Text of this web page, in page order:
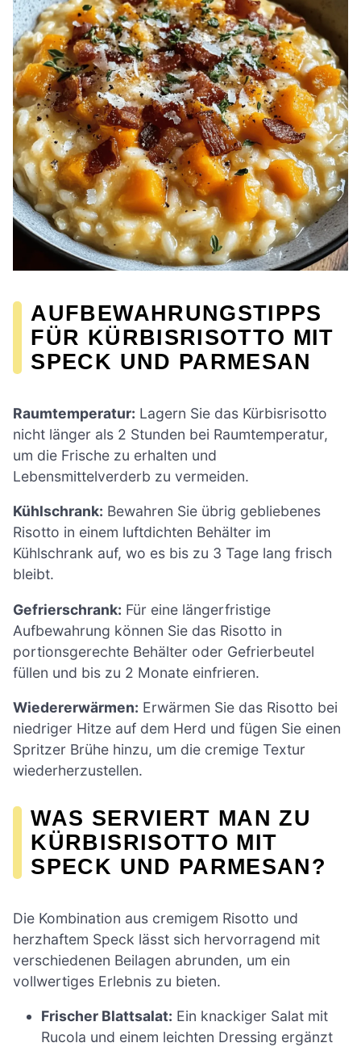
AUFBEWAHRUNGSTIPPS
FÜR KÜRBISRISOTTO MIT
SPECK UND PARMESAN
Raumtemperatur: Lagern Sie das Kürbisrisotto
nicht länger als 2 Stunden bei Raumtemperatur,
um die Frische zu erhalten und
Lebensmittelverderb zu vermeiden.
Kühlschrank: Bewahren Sie übrig gebliebenes
Risotto in einem luftdichten Behälter im
Kühlschrank auf, wo es bis zu 3 Tage lang frisch
bleibt.
Gefrierschrank: Für eine längerfristige
Aufbewahrung können Sie das Risotto in
portionsgerechte Behälter oder Gefrierbeutel
füllen und bis zu 2 Monate einfrieren.
Wiedererwärmen: Erwärmen Sie das Risotto bei
niedriger Hitze auf dem Herd und fügen Sie einen
Spritzer Brühe hinzu, um die cremige Textur
wiederherzustellen.
WAS SERVIERT MAN ZU
KÜRBISRISOTTO MIT
SPECK UND PARMESAN?
Die Kombination aus cremigem Risotto und
herzhaftem Speck lässt sich hervorragend mit
verschiedenen Beilagen abrunden, um ein
vollwertiges Erlebnis zu bieten.
Frischer Blattsalat: Ein knackiger Salat mit
Rucola und einem leichten Dressing ergänzt